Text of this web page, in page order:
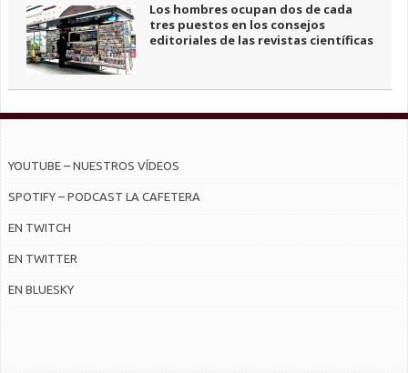
Los hombres ocupan dos de cada
tres puestos en los consejos
editoriales de las revistas científicas
YOUTUBE – NUESTROS VÍDEOS
SPOTIFY – PODCAST LA CAFETERA
EN TWITCH
EN TWITTER
EN BLUESKY